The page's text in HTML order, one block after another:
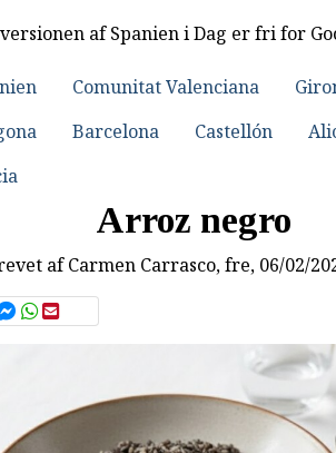
af Spanien i Dag er fri for
Comunitat Valenciana
Barcelona Castellón
Arroz negro
afCarmen Carrasco, fre, 06/02/